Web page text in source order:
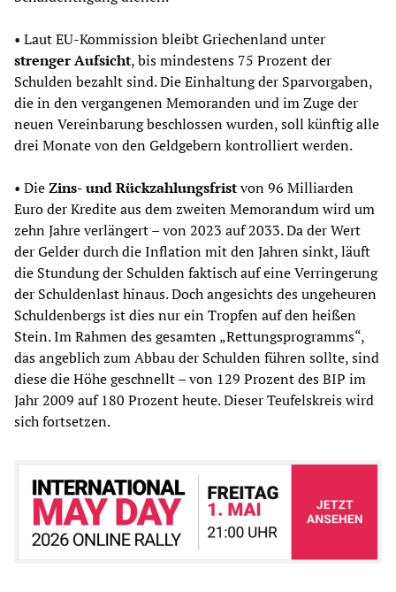
• Laut EU-Kommission bleibt Griechenland unter
strenger Aufsicht, bis mindestens 75 Prozent der
Schulden bezahlt sind. Die Einhaltung der Sparvorgaben,
die in den vergangenen Memoranden und im Zuge der
neuen Vereinbarung beschlossen wurden, soll künftig alle
drei Monate von den Geldgebern kontrolliert werden.
• DieZins- und Rückzahlungsfristvon 96 Milliarden
Euro der Kredite aus dem zweiten Memorandum wird um
zehn Jahre verlängert – von 2023 auf 2033. Da der Wert
der Gelder durch die Inflation mit den Jahren sinkt, läuft
die Stundung der Schulden faktisch auf eine Verringerung
der Schuldenlast hinaus. Doch angesichts des ungeheuren
Schuldenbergs ist dies nur ein Tropfen auf den heißen
Stein. Im Rahmen des gesamten „Rettungsprogramms“,
das angeblich zum Abbau der Schulden führen sollte, sind
diese die Höhe geschnellt – von 129 Prozent des BIP im
Jahr 2009 auf 180 Prozent heute. Dieser Teufelskreis wird
sich fortsetzen.